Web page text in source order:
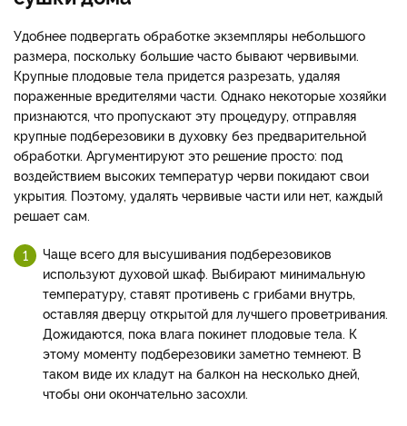
Удобнее подвергать обработке экземпляры небольшого
размера, поскольку большие часто бывают червивыми.
Крупные плодовые тела придется разрезать, удаляя
пораженные вредителями части. Однако некоторые хозяйки
признаются, что пропускают эту процедуру, отправляя
крупные подберезовики в духовку без предварительной
обработки. Аргументируют это решение просто: под
воздействием высоких температур черви покидают свои
укрытия. Поэтому, удалять червивые части или нет, каждый
решает сам.
Чаще всего для высушивания подберезовиков
используют духовой шкаф. Выбирают минимальную
температуру, ставят противень с грибами внутрь,
оставляя дверцу открытой для лучшего проветривания.
Дожидаются, пока влага покинет плодовые тела. К
этому моменту подберезовики заметно темнеют. В
таком виде их кладут на балкон на несколько дней,
чтобы они окончательно засохли.